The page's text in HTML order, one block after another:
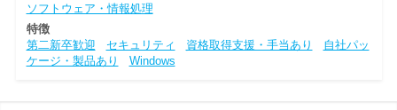
ソフトウェア・情報処理
特徴
第二新卒歓迎
セキュリティ 資格取得支援・手当あり
自社パッ
ケージ・製品あり
Windows